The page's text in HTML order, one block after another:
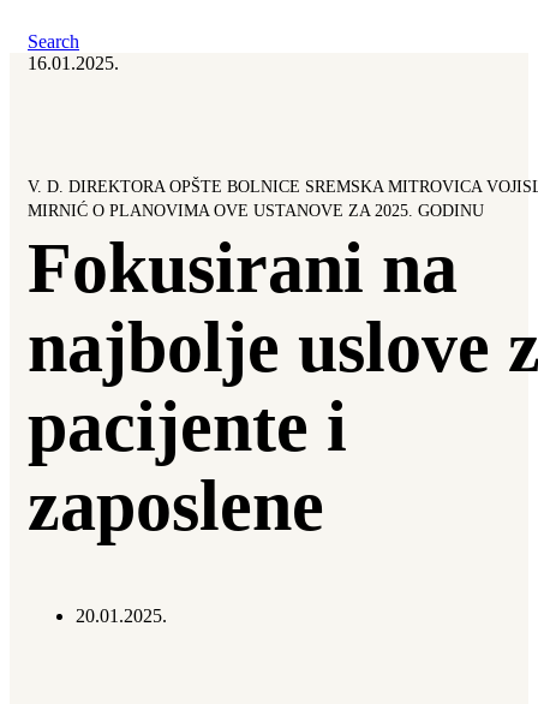
Search
16.01.2025.
V. D. DIREKTORA OPŠTE BOLNICE SREMSKA MITROVICA
MIRNIĆ O PLANOVIMA OVE USTANOVE ZA 2025. GODINU
Fokusirani na
najbolje uslove
pacijente i
zaposlene
20.01.2025.